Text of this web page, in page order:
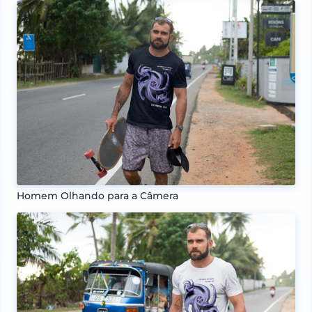
Homem Olhando para a Câmera